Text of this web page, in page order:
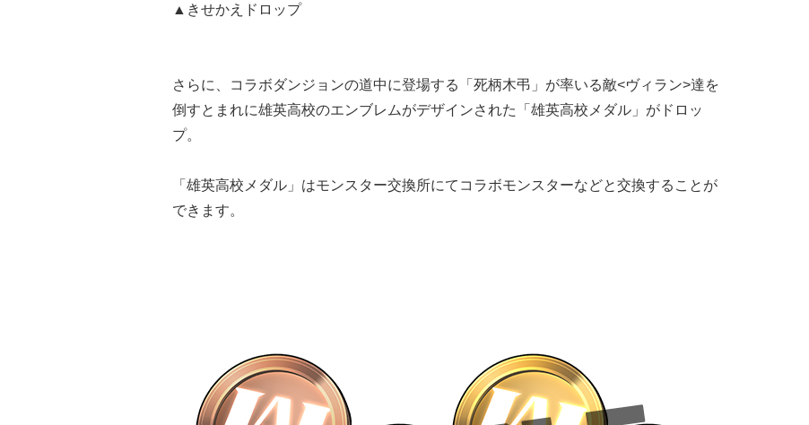
▲きせかえドロップ
さらに、コラボダンジョンの道中に登場する「死柄木弔」が率いる敵<ヴィラン>達を
倒すとまれに雄英高校のエンブレムがデザインされた「雄英高校メダル」がドロッ
プ。
「雄英高校メダル」はモンスター交換所にてコラボモンスターなどと交換することが
できます。